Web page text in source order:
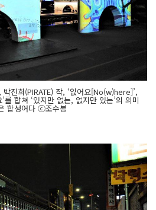
진희(PIRATE) 작, ‘잆어요[No(w)here]’,
’를 합쳐 ‘있지만 없는, 없지만 있는’의 의미
합성어다 ⓒ조수봉